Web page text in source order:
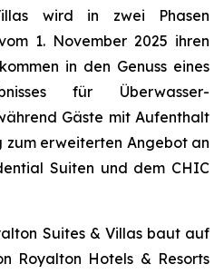
wird in zwei Phasen
1. November 2025 ihren
in den Genuss eines
für Überwasser-
Gäste mit Aufenthalt
zum erweiterten Angebot an
Suiten und dem CHIC
Suites & Villas baut auf
Royalton Hotels & Resorts